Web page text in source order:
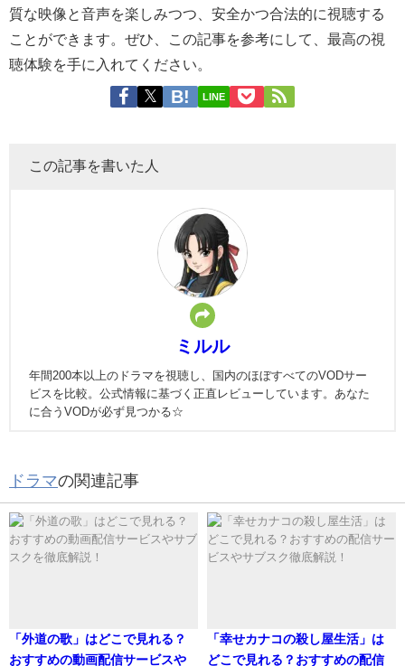
質な映像と音声を楽しみつつ、安全かつ合法的に視聴する
ことができます。ぜひ、この記事を参考にして、最高の視
聴体験を手に入れてください。
LINE
この記事を書いた人
ミルル
年間200本以上のドラマを視聴し、国内のほぼすべてのVODサー
ビスを比較。公式情報に基づく正直レビューしています。あなた
に合うVODが必ず見つかる☆
ドラマの関連記事
「外道の歌」はどこで見れる？
おすすめの動画配信サービスや
「幸せカナコの殺し屋生活」は
どこで見れる？おすすめの配信